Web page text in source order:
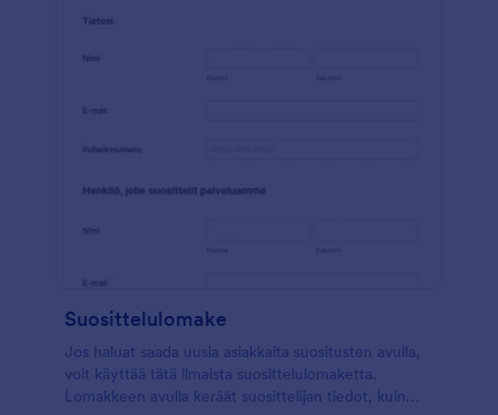
Suosittelulomake
Jos haluat saada uusia asiakkaita suositusten avulla,
voit käyttää tätä ilmaista suosittelulomaketta.
Lomakkeen avulla keräät suosittelijan tiedot, kuin